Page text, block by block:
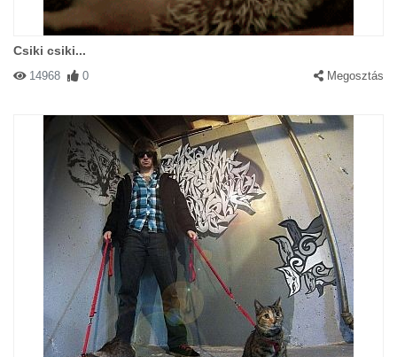
Csiki csiki...
14968 0 Megosztás